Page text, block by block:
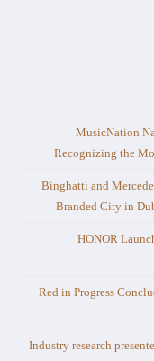
MusicNation
Recognizing the
Binghatti and
Branded City in
HONOR
Red in Progress
Industry research